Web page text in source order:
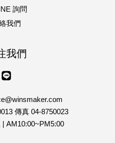
詢問
我們
我們
傳真 04-8750023
AM10:00~PM5:00